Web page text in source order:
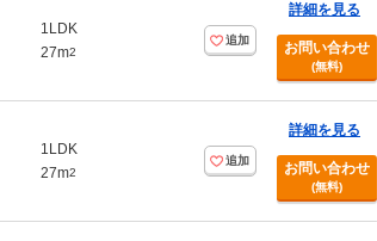
1LDK
27m2
追加
詳細を見る
お問い合わせ
(無料)
1LDK
27m2
追加
詳細を見る
お問い合わせ
(無料)